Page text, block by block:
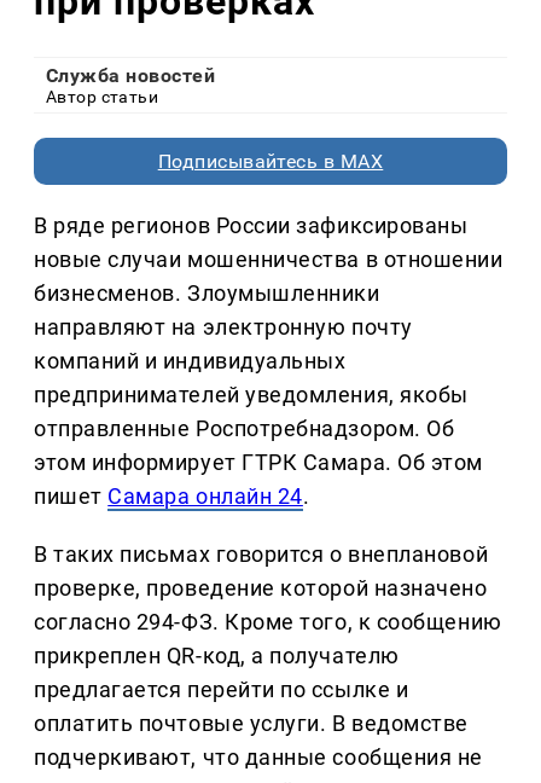
Служба новостей
Автор статьи
Подписывайтесь в MAX
В ряде регионов России зафиксированы
новые случаи мошенничества в отношении
бизнесменов. Злоумышленники
направляют на электронную почту
компаний и индивидуальных
предпринимателей уведомления, якобы
отправленные Роспотребнадзором. Об
этом информирует ГТРК Самара. Об этом
пишет Самара онлайн 24.
В таких письмах говорится о внеплановой
проверке, проведение которой назначено
согласно 294-ФЗ. Кроме того, к сообщению
прикреплен QR-код, а получателю
предлагается перейти по ссылке и
оплатить почтовые услуги. В ведомстве
подчеркивают, что данные сообщения не